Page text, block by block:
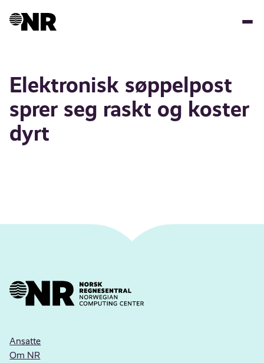
Elektronisk søppelpost
sprer seg raskt og koster
dyrt
Ansatte
Om NR